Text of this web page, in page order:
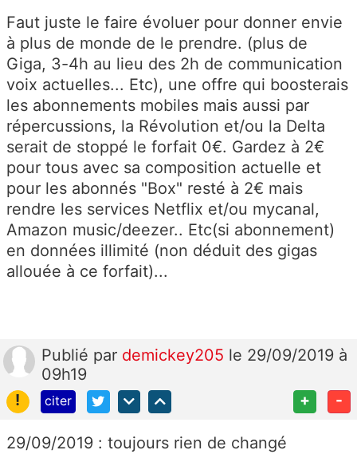
Faut juste le faire évoluer pour donner envie
à plus de monde de le prendre. (plus de
Giga, 3-4h au lieu des 2h de communication
voix actuelles... Etc), une offre qui boosterais
les abonnements mobiles mais aussi par
répercussions, la Révolution et/ou la Delta
serait de stoppé le forfait 0€. Gardez à 2€
pour tous avec sa composition actuelle et
pour les abonnés "Box" resté à 2€ mais
rendre les services Netflix et/ou mycanal,
Amazon music/deezer.. Etc(si abonnement)
en données illimité (non déduit des gigas
allouée à ce forfait)...
Publié par demickey205 le 29/09/2019 à
09h19
!
citer + -
29/09/2019 : toujours rien de changé